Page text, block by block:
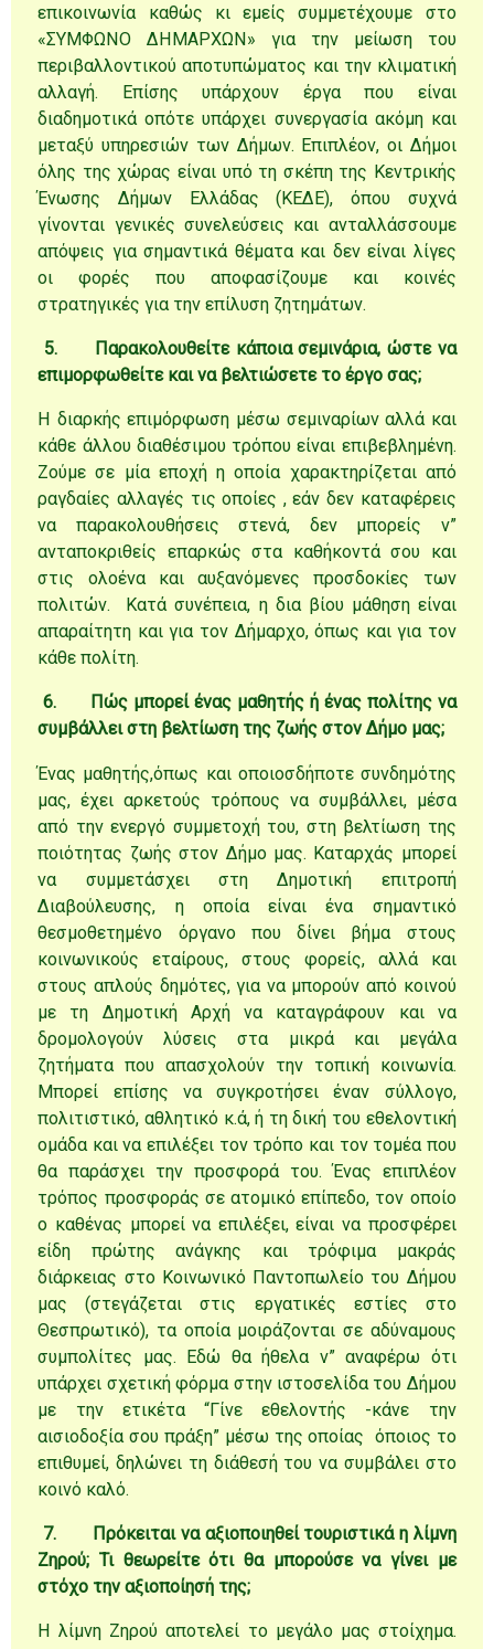
επικοινωνία καθώς κι εμείς συμμετέχουμε στο
«ΣΥΜΦΩΝΟ ΔΗΜΑΡΧΩΝ» για την μείωση του
περιβαλλοντικού αποτυπώματος και την κλιματική
αλλαγή. Επίσης υπάρχουν έργα που είναι
διαδημοτικά οπότε υπάρχει συνεργασία ακόμη και
μεταξύ υπηρεσιών των Δήμων. Επιπλέον, οι Δήμοι
όλης της χώρας είναι υπό τη σκέπη της Κεντρικής
Ένωσης Δήμων Ελλάδας (ΚΕΔΕ), όπου συχνά
γίνονται γενικές συνελεύσεις και ανταλλάσσουμε
απόψεις για σημαντικά θέματα και δεν είναι λίγες
οι φορές που αποφασίζουμε και κοινές
στρατηγικές για την επίλυση ζητημάτων.
5. Παρακολουθείτε κάποια σεμινάρια, ώστε να
επιμορφωθείτε και να βελτιώσετε το έργο σας;
Η διαρκής επιμόρφωση μέσω σεμιναρίων αλλά και
κάθε άλλου διαθέσιμου τρόπου είναι επιβεβλημένη.
Ζούμε σε μία εποχή η οποία χαρακτηρίζεται από
ραγδαίες αλλαγές τις οποίες , εάν δεν καταφέρεις
να παρακολουθήσεις στενά, δεν μπορείς ν”
ανταποκριθείς επαρκώς στα καθήκοντά σου και
στις ολοένα και αυξανόμενες προσδοκίες των
πολιτών. Κατά συνέπεια, η δια βίου μάθηση είναι
απαραίτητη και για τον Δήμαρχο, όπως και για τον
κάθε πολίτη.
6.
Πώς μπορεί ένας μαθητής ή ένας πολίτης να
συμβάλλει στη βελτίωση της ζωής στον Δήμο μας;
Ένας μαθητής,όπως και οποιοσδήποτε συνδημότης
μας, έχει αρκετούς τρόπους να συμβάλλει, μέσα
από την ενεργό συμμετοχή του, στη βελτίωση της
ποιότητας ζωής στον Δήμο μας. Καταρχάς μπορεί
να συμμετάσχει στη Δημοτική επιτροπή
Διαβούλευσης, η οποία είναι ένα σημαντικό
θεσμοθετημένο όργανο που δίνει βήμα στους
κοινωνικούς εταίρους, στους φορείς, αλλά και
στους απλούς δημότες, για να μπορούν από κοινού
με τη Δημοτική Αρχή να καταγράφουν και να
δρομολογούν λύσεις στα μικρά και μεγάλα
ζητήματα που απασχολούν την τοπική κοινωνία.
Μπορεί επίσης να συγκροτήσει έναν σύλλογο,
πολιτιστικό, αθλητικό κ.ά, ή τη δική του εθελοντική
ομάδα και να επιλέξει τον τρόπο και τον τομέα που
θα παράσχει την προσφορά του. Ένας επιπλέον
τρόπος προσφοράς σε ατομικό επίπεδο, τον οποίο
ο καθένας μπορεί να επιλέξει, είναι να προσφέρει
είδη πρώτης ανάγκης και τρόφιμα μακράς
διάρκειας στο Κοινωνικό Παντοπωλείο του Δήμου
μας (στεγάζεται στις εργατικές εστίες στο
Θεσπρωτικό), τα οποία μοιράζονται σε αδύναμους
συμπολίτες μας. Εδώ θα ήθελα ν” αναφέρω ότι
υπάρχει σχετική φόρμα στην ιστοσελίδα του Δήμου
με την ετικέτα “Γίνε εθελοντής -κάνε την
αισιοδοξία σου πράξη” μέσω της οποίας όποιος το
επιθυμεί, δηλώνει τη διάθεσή του να συμβάλει στο
κοινό καλό.
7. Πρόκειται να αξιοποιηθεί τουριστικά η λίμνη
Ζηρού; Τι θεωρείτε ότι θα μπορούσε να γίνει με
στόχο την αξιοποίησή της;
Η λίμνη Ζηρού αποτελεί το μεγάλο μας στοίχημα.